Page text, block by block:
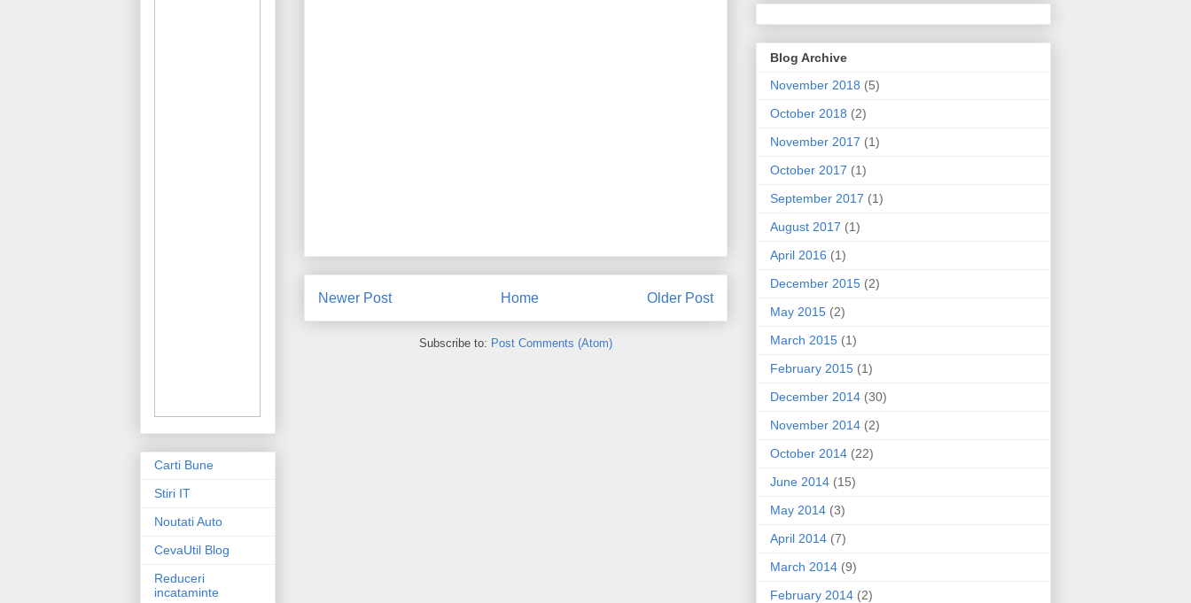
Newer Post Older Post
Home
Subscribe to: Post Comments (Atom)
Carti Bune
Stiri IT
Noutati Auto
CevaUtil Blog
Reduceri
incataminte
Blog Archive
November 2018 (5)
October 2018 (2)
November 2017 (1)
October 2017 (1)
September 2017 (1)
August 2017 (1)
April 2016 (1)
December 2015 (2)
May 2015 (2)
March 2015 (1)
February 2015 (1)
December 2014 (30)
November 2014 (2)
October 2014 (22)
June 2014 (15)
May 2014 (3)
April 2014 (7)
March 2014 (9)
February 2014 (2)